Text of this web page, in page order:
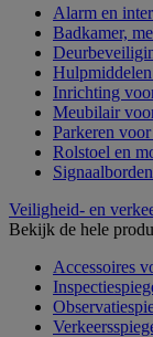
Alarm en
Badkamer,
Inrichting
Meubilair
Parkeren
Rolstoel en
Veiligheid- en
Bekijk de hele
Accessoires